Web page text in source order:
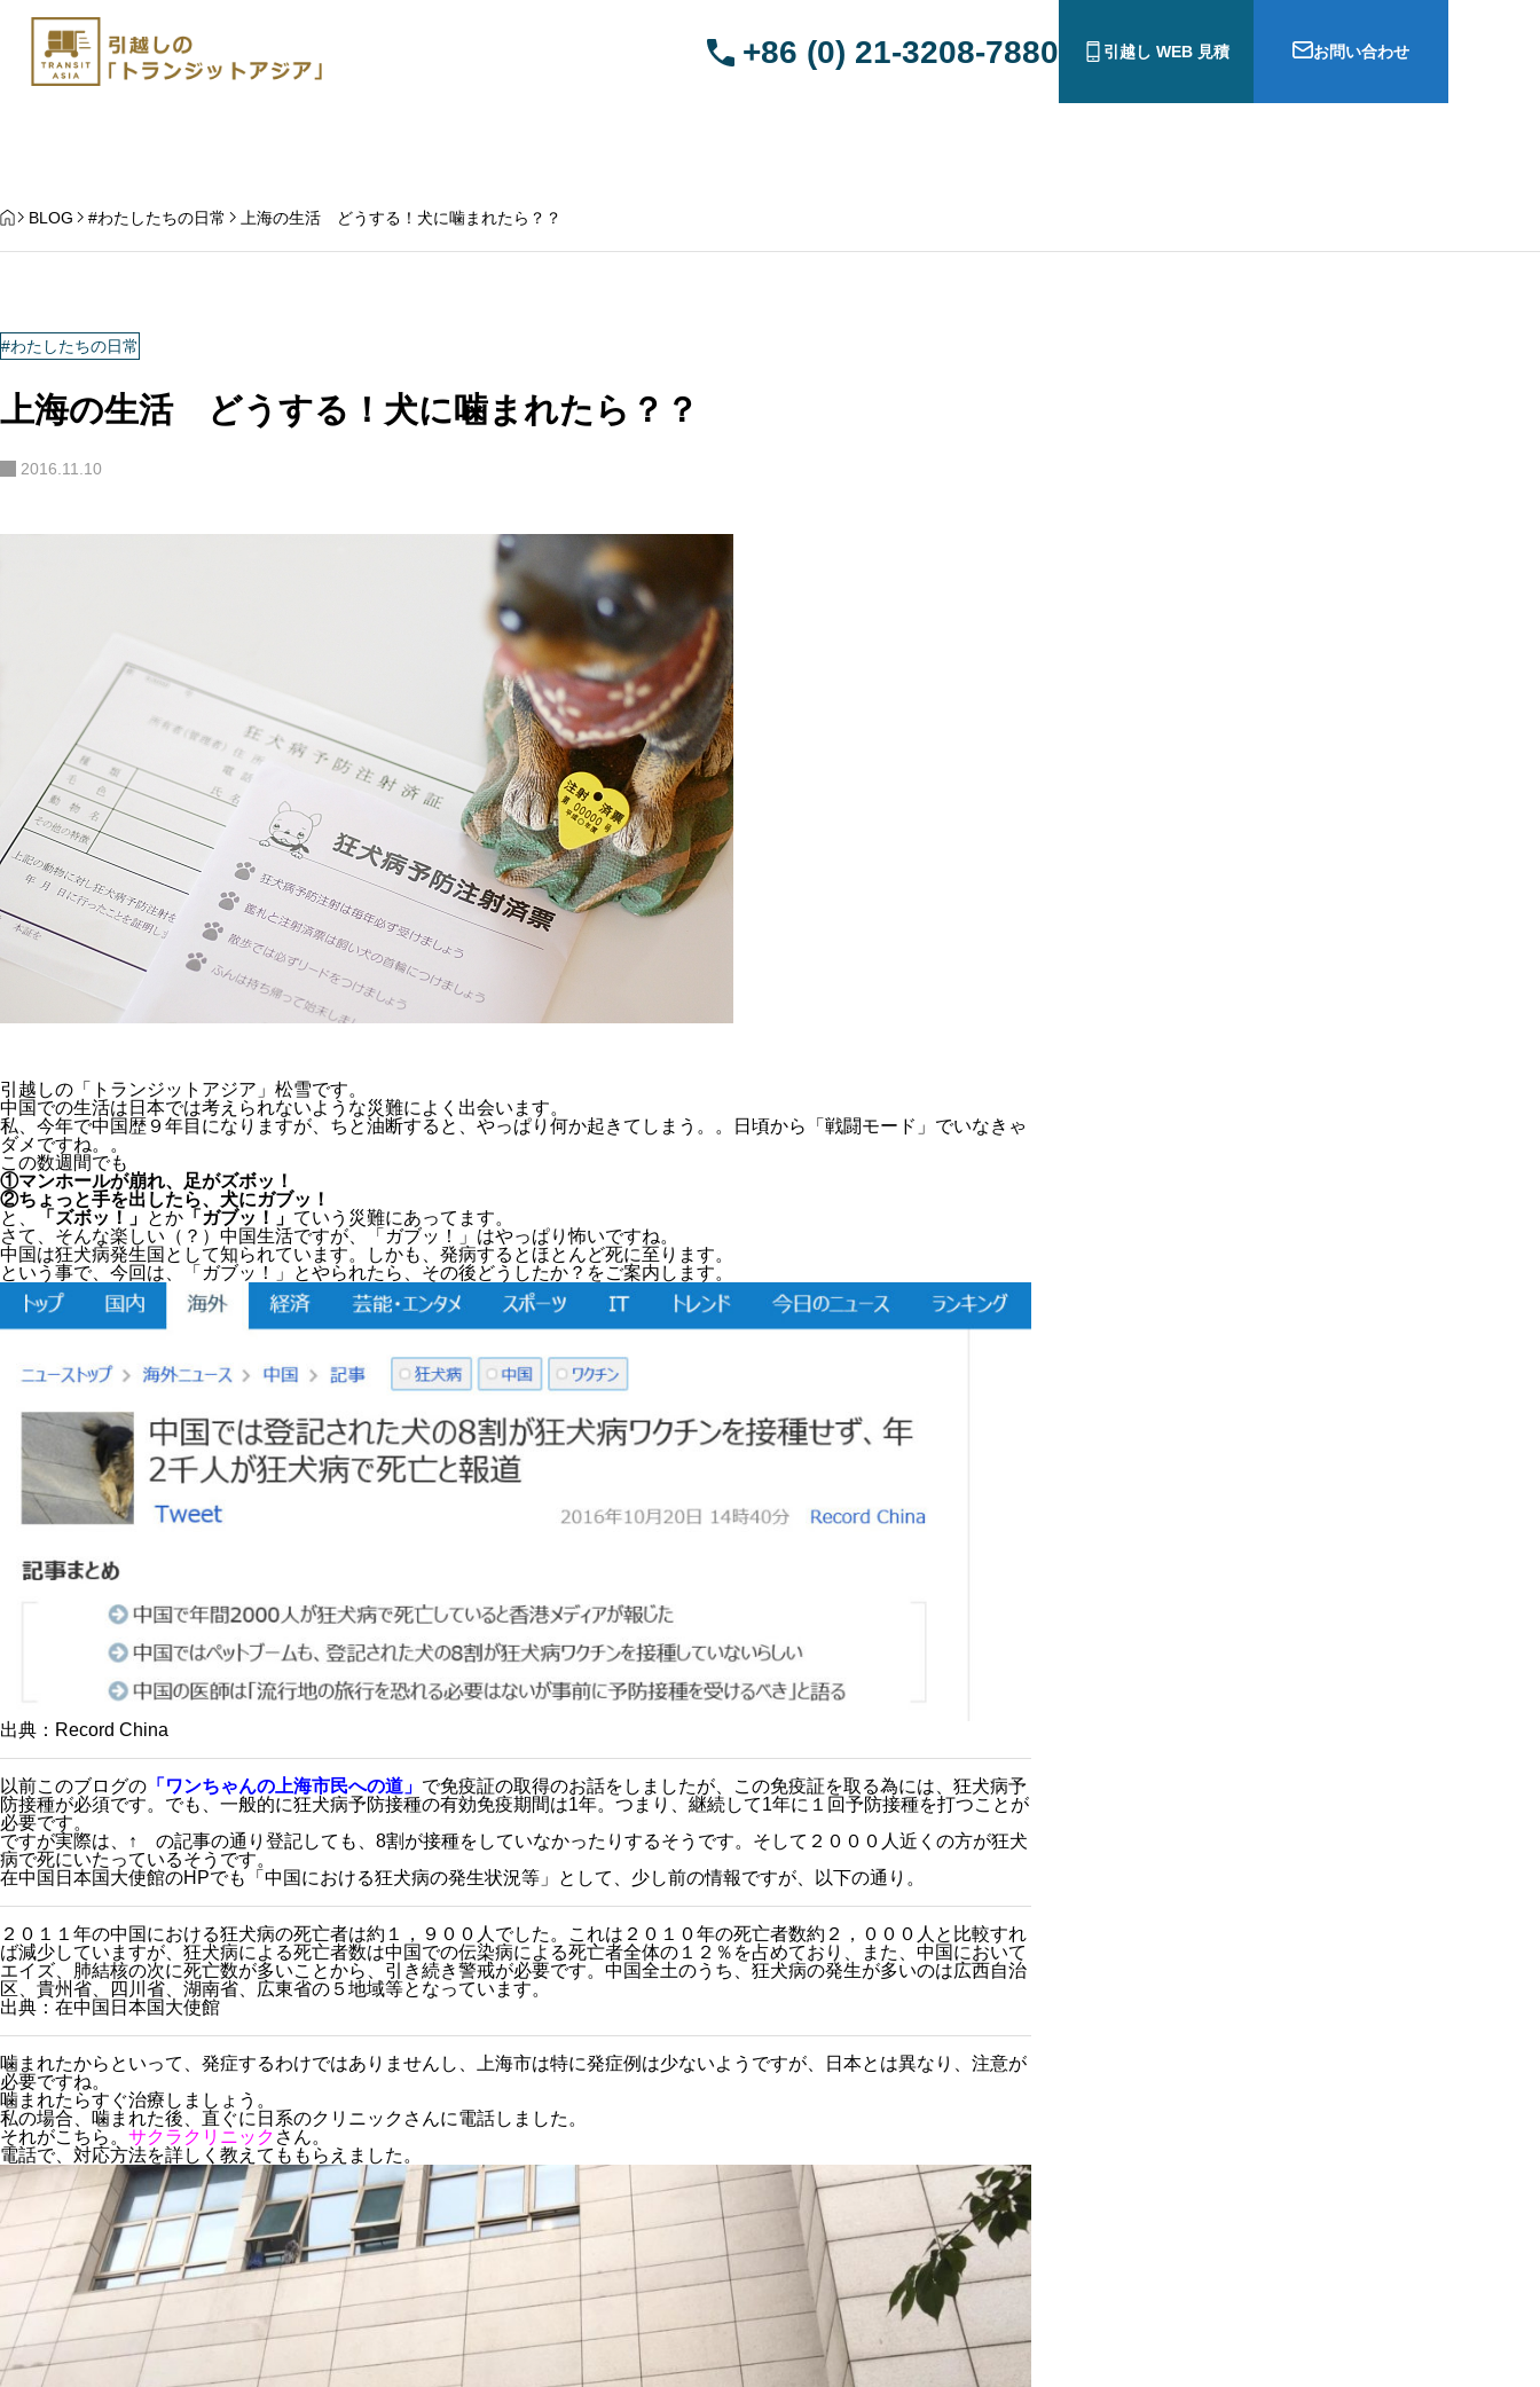
+86 (0) 21-3208-7880 引越し WEB 見積 お問い合わせ
上海発 ペットと中国国内移動
杭州から日本にペットを連れて帰る
手続き | トランジットアジア
武漢から日本へペットを連れて帰る
HOME
BLOG #わたしたちの日常 上海の生活 どうする！犬に噛まれたら？？
#わたしたちの日常
上海の生活 どうする！犬に噛まれたら？？
2016.11.10
引越しの「トランジットアジア」松雪です。
中国での生活は日本では考えられないような災難によく出会います。
私、今年で中国歴９年目になりますが、ちと油断すると、やっぱり何か起きてしまう。。日頃から「戦闘モード」でいなきゃ
ダメですね。。
この数週間でも
①マンホールが崩れ、足がズボッ！
②ちょっと手を出したら、犬にガブッ！
と、
「ズボッ！」 とか 「ガブッ！」 ていう災難にあってます。
さて、そんな楽しい（？）中国生活ですが、「ガブッ！」はやっぱり怖いですね。
中国は狂犬病発生国として知られています。しかも、発病するとほとんど死に至ります。
という事で、今回は、「ガブッ！」とやられたら、その後どうしたか？をご案内します。
出典：Record China
以前このブログの 「ワンちゃんの上海市民への道」 で免疫証の取得のお話をしましたが、この免疫証を取る為には、狂犬病予
防接種が必須です。でも、一般的に狂犬病予防接種の有効免疫期間は1年。つまり、継続して1年に１回予防接種を打つことが
必要です。
ですが実際は、↑ の記事の通り登記しても、8割が接種をしていなかったりするそうです。そして２０００人近くの方が狂犬
病で死にいたっているそうです。
在中国日本国大使館のHPでも「中国における狂犬病の発生状況等」として、少し前の情報ですが、以下の通り。
２０１１年の中国における狂犬病の死亡者は約１，９００人でした。これは２０１０年の死亡者数約２，０００人と比較すれ
ば減少していますが、狂犬病による死亡者数は中国での伝染病による死亡者全体の１２％を占めており、また、中国において
エイズ、肺結核の次に死亡数が多いことから、引き続き警戒が必要です。中国全土のうち、狂犬病の発生が多いのは広西自治
区、貴州省、四川省、湖南省、広東省の５地域等となっています。
出典：在中国日本国大使館
噛まれたからといって、発症するわけではありませんし、上海市は特に発症例は少ないようですが、日本とは異なり、注意が
必要ですね。
噛まれたらすぐ治療しましょう。
私の場合、噛まれた後、直ぐに日系のクリニックさんに電話しました。
それがこちら。 サクラクリニック さん。
電話で、対応方法を詳しく教えてももらえました。